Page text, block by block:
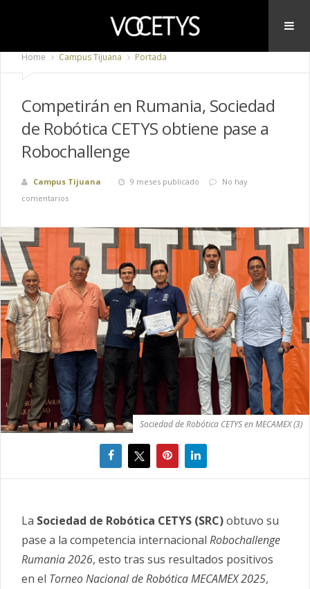
Home Campus Tijuana Portada
Competirán en Rumania, Sociedad
de Robótica CETYS obtiene pase a
Robochallenge
Campus Tijuana 9 meses publicado
No hay
comentarios
Sociedad de Robótica CETYS en MECAMEX (3)
La Sociedad de Robótica CETYS (SRC)obtuvo su
pase a la competencia internacional Robochallenge
Rumania 2026, esto tras sus resultados positivos
en el Torneo Nacional de Robótica MECAMEX 2025,